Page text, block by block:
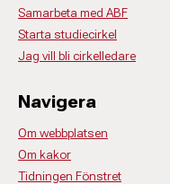
Samarbeta med ABF
Starta studiecirkel
Jag vill bli cirkelledare
Navigera
Om webbplatsen
Om kakor
Tidningen Fönstret